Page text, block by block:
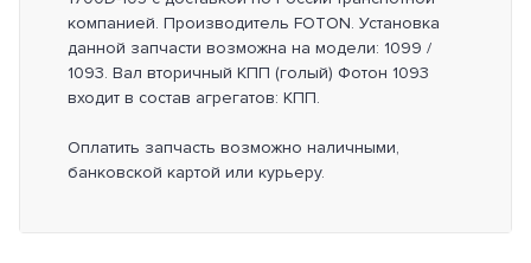
компанией. Производитель FOTON. Установка
данной запчасти возможна на модели: 1099 /
1093. Вал вторичный КПП (голый) Фотон 1093
входит в состав агрегатов: КПП.
Оплатить запчасть возможно наличными,
банковской картой или курьеру.